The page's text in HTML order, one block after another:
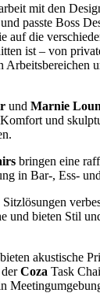
mit den
passte Boss
auf die
ist – von
Arbeitsbereichen
und Marnie
und
bringen eine
in Bar-, Ess-
Sitzlösungen
und bieten Stil
akustische
Coza Task